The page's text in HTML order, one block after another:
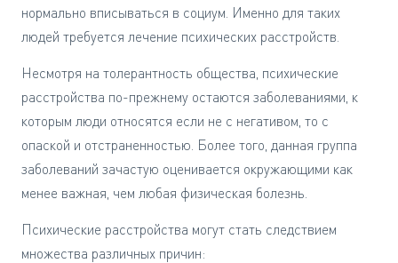
нормально вписываться в социум. Именно для таких
людей требуется лечение психических расстройств.
Несмотря на толерантность общества, психические
расстройства по-прежнему остаются заболеваниями, к
которым люди относятся если не с негативом, то с
опаской и отстраненностью. Более того, данная группа
заболеваний зачастую оценивается окружающими как
менее важная, чем любая физическая болезнь.
Психические расстройства могут стать следствием
множества различных причин: